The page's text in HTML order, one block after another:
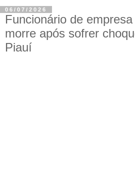
06/07/2026
Funcionário de
morre após sofrer
Piauí